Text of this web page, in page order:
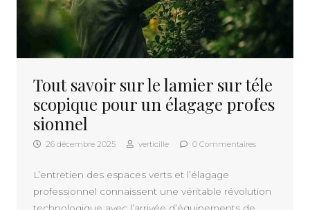
Tout savoir sur le lamier sur téle
scopique pour un élagage profes
sionnel
26 décembre 2025 verticille 0 Commentaires
L’entretien des espaces verts et l’élagage
professionnel connaissent une véritable révolution